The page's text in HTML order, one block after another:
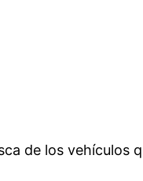
de los vehículos